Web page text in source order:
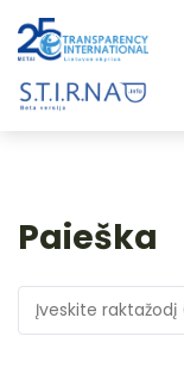
Paieška